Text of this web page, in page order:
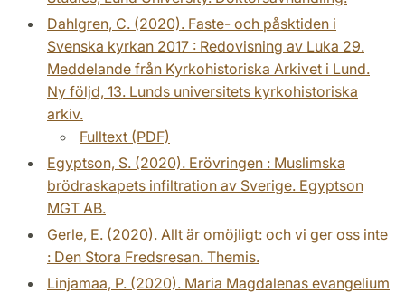
Dahlgren, C. (2020). Faste- och påsktiden i
Svenska kyrkan 2017 : Redovisning av Luka 29.
Meddelande från Kyrkohistoriska Arkivet i Lund.
Ny följd, 13. Lunds universitets kyrkohistoriska
arkiv.
Fulltext (PDF)
Egyptson, S. (2020). Erövringen : Muslimska
brödraskapets infiltration av Sverige. Egyptson
MGT AB.
Gerle, E. (2020). Allt är omöjligt: och vi ger oss inte
: Den Stora Fredsresan. Themis.
Linjamaa, P. (2020). Maria Magdalenas evangelium